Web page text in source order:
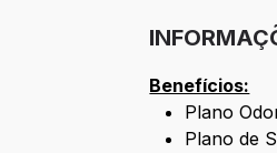
Benefícios:
Plano
Plano de